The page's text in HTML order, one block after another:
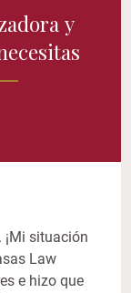
y
¡Mi situación
Law
e hizo que